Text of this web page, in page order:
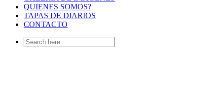
QUIENES SOMOS?
TAPAS DE DIARIOS
CONTACTO
Search
for: